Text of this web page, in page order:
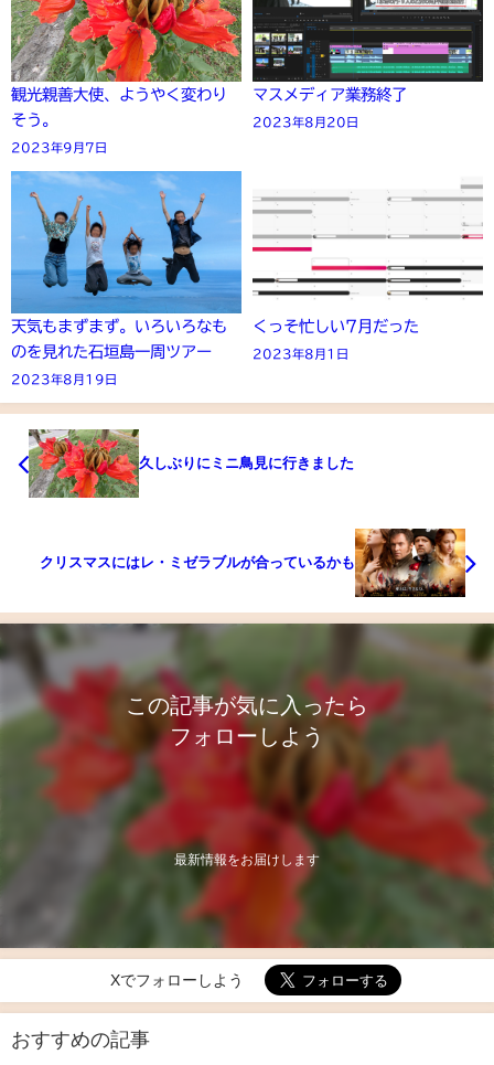
観光親善大使、ようやく変わり
そう。
2023年9月7日
マスメディア業務終了
2023年8月20日
天気もまずまず。いろいろなも
のを見れた石垣島一周ツアー
2023年8月19日
くっそ忙しい7月だった
2023年8月1日
久しぶりにミニ鳥見に行きました
クリスマスにはレ・ミゼラブルが合っているかも
この記事が気に入ったら
フォローしよう
最新情報をお届けします
Xでフォローしよう
おすすめの記事